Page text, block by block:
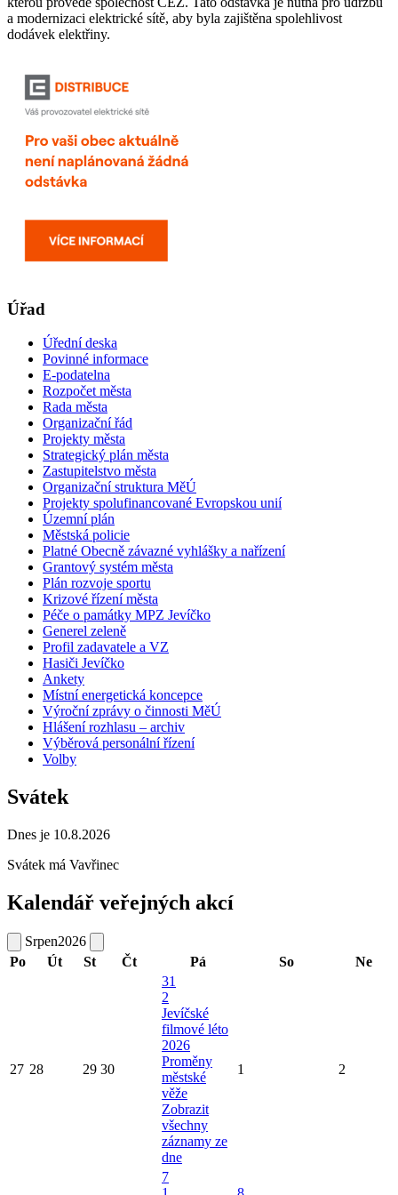
a modernizaci elektrické sítě, aby byla zajištěna spolehlivost
dodávek elektřiny.
Úřad
Úřední deska
Povinné informace
E-podatelna
Rozpočet města
Rada města
Organizační řád
Projekty města
Strategický plán města
Zastupitelstvo města
Organizační struktura MěÚ
Projekty spolufinancované Evropskou unií
Územní plán
Městská policie
Platné Obecně závazné vyhlášky a nařízení
Grantový systém města
Plán rozvoje sportu
Krizové řízení města
Péče o památky MPZ Jevíčko
Generel zeleně
Profil zadavatele a VZ
Hasiči Jevíčko
Ankety
Místní energetická koncepce
Výroční zprávy o činnosti MěÚ
Hlášení rozhlasu – archiv
Výběrová personální řízení
Volby
Svátek
Dnes je 10.8.2026
Svátek má Vavřinec
Kalendář veřejných akcí
Srpen2026
Po
Út St Čt Pá So Ne
27 28 29 30
31
2
Jevíčské
filmové léto
2026
Proměny
městské
věže
Zobrazit
všechny
záznamy ze
dne
1 2
7